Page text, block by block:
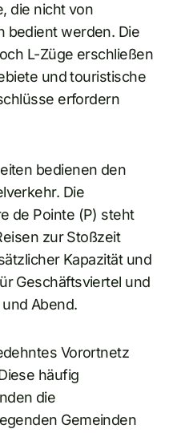
die nicht von
bedient werden. Die
L-Züge erschließen
und touristische
erfordern
bedienen den
Die
de Pointe (P) steht
zur Stoßzeit
Kapazität und
Geschäftsviertel und
Abend.
Vorortnetz
häufig
die
Gemeinden